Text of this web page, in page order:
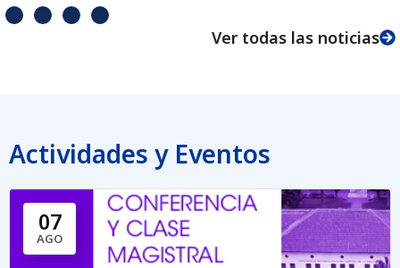
Ver todas las noticias
Actividades y Eventos
07
AGO